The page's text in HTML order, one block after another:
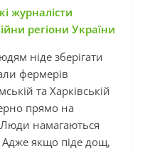
журналісти
регіони України
ніде зберігати
фермерів
та Харківській
прямо на
намагаються
якщо піде дощ,